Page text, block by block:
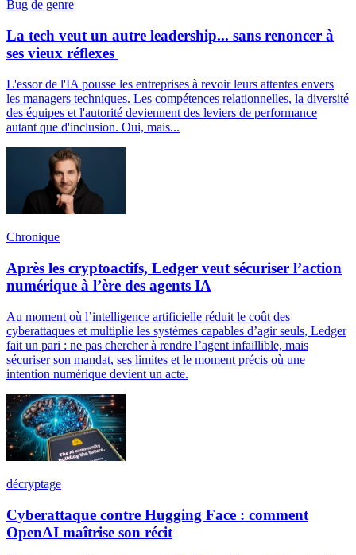
Bug de genre
La tech veut un autre leadership... sans renoncer à
ses vieux réflexes
L'essor de l'IA pousse les entreprises à revoir leurs attentes envers
les managers techniques. Les compétences relationnelles, la diversité
des équipes et l'autorité deviennent des leviers de performance
autant que d'inclusion. Oui, mais...
Chronique
Après les cryptoactifs, Ledger veut sécuriser l’action
numérique à l’ère des agents IA
Au moment où l’intelligence artificielle réduit le coût des
cyberattaques et multiplie les systèmes capables d’agir seuls, Ledger
fait un pari : ne pas chercher à rendre l’agent infaillible, mais
sécuriser son mandat, ses limites et le moment précis où une
intention numérique devient un acte.
décryptage
Cyberattaque contre Hugging Face : comment
OpenAI maîtrise son récit